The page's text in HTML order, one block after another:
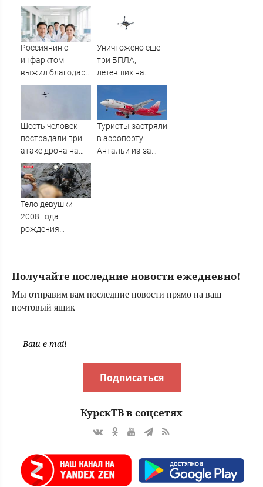
шагов, которые
помогут быстро
вернуть свои
кровные
националистом и
русофобом
Россиянин с
инфарктом
выжил благодаря
приложению в
Шанхае
Уничтожено еще
три БПЛА,
летевших на
Москву
Шесть человек
пострадали при
атаке дрона на
Ильский НПЗ
Туристы застряли
в аэропорту
Антальи из-за
Тело девушки
2008 года
рождения
Получайте последние новости ежедневно!
Мы отправим вам последние новости прямо на ваш
почтовый ящик
Подписаться
КурскТВ в соцсетях